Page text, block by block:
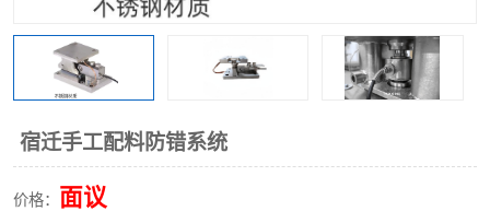
宿迁手工配料防错系统
价格： 面议